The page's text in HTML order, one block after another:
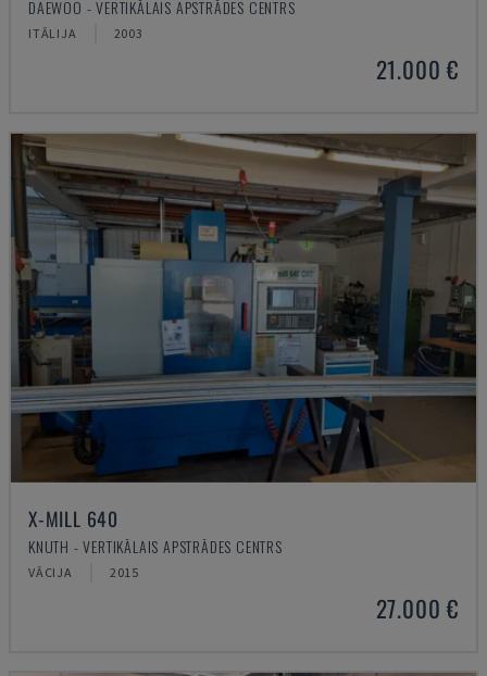
DAEWOO - VERTIKĀLAIS APSTRĀDES CENTRS
ITĀLIJA 2003
21.000 €
X-MILL 640
KNUTH - VERTIKĀLAIS APSTRĀDES CENTRS
VĀCIJA 2015
27.000 €